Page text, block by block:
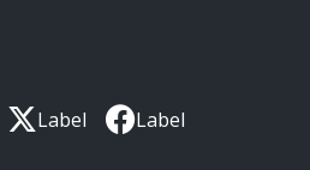
Label Label